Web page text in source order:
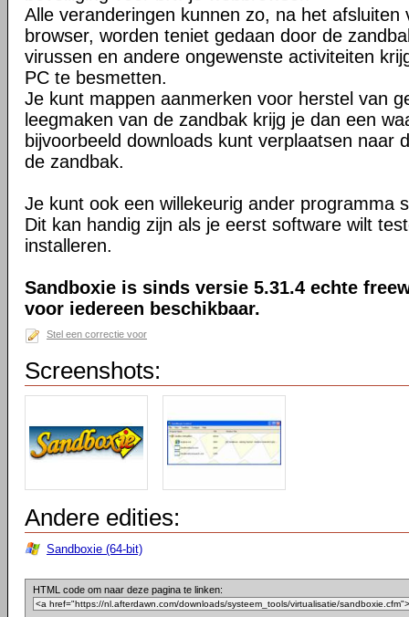
Alle veranderingen kunnen zo, na het afsluiten
browser, worden teniet gedaan door de
virussen en andere ongewenste activiteiten
PC te besmetten.
Je kunt mappen aanmerken voor herstel van
leegmaken van de zandbak krijg je dan een
bijvoorbeeld downloads kunt verplaatsen naar
de zandbak.
Je kunt ook een willekeurig ander programma
Dit kan handig zijn als je eerst software wilt
installeren.
Sandboxie is sinds versie 5.31.4 echte
voor iedereen beschikbaar.
Stel een correctie voor
Screenshots:
Andere edities:
Sandboxie (64-bit)
HTML code om naar deze pagina te linken: